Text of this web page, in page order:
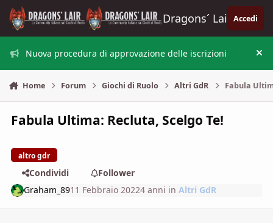
Vai al contenuto
Dragons´ Lair Accedi
Nuova procedura di approvazione delle iscrizioni
Home Forum Giochi di Ruolo Altri GdR Fabula
Fabula Ultima: Recluta, Scelgo Te!
altro gdr
Condividi
Follower
Graham_8911 Febbraio 20224 anni inAltri GdR